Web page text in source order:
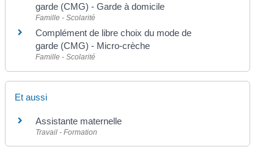
garde (CMG) - Garde à domicile
Famille - Scolarité
Complément de libre choix du mode de
garde (CMG) - Micro-crèche
Famille - Scolarité
Et aussi
Assistante maternelle
Travail - Formation